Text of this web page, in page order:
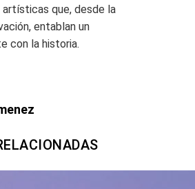
que, desde la
entablan un
con la historia.